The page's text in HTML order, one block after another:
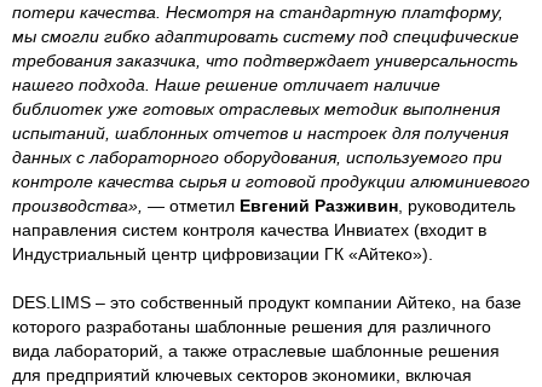
потери качества. Несмотря на стандартную платформу,
мы смогли гибко адаптировать систему под специфические
требования заказчика, что подтверждает универсальность
нашего подхода. Наше решение отличает наличие
библиотек уже готовых отраслевых методик выполнения
испытаний, шаблонных отчетов и настроек для получения
данных с лабораторного оборудования, используемого при
контроле качества сырья и готовой продукции алюминиевого
производства», — отметил Евгений Разживин , руководитель
направления систем контроля качества Инвиатех (входит в
Индустриальный центр цифровизации ГК «Айтеко»).
DES.LIMS – это собственный продукт компании Айтеко, на базе
которого разработаны шаблонные решения для различного
вида лабораторий, а также отраслевые шаблонные решения
для предприятий ключевых секторов экономики, включая